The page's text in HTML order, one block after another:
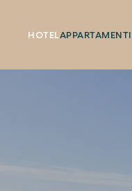
HOTELAPPARTAMENTI